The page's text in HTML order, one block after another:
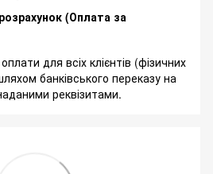
(Оплата за
для всіх клієнтів (фізичних
банківського переказу на
реквізитами.